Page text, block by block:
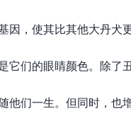
，使其比其他大丹犬
们的眼睛颜色。除了
们一生。但同时，也